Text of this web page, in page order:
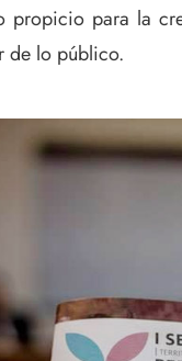
propicio para la
de lo público.